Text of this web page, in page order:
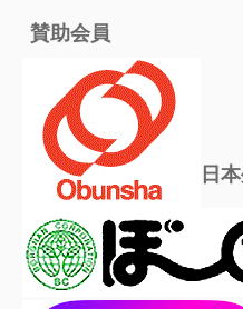
賛助会員
日